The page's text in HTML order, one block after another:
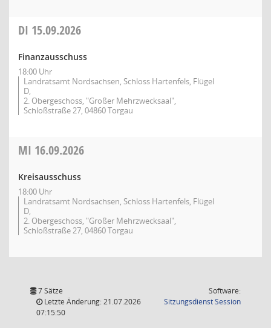
DI 15.09.2026
Finanzausschuss
18:00 Uhr
Landratsamt Nordsachsen, Schloss Hartenfels, Flügel
D,
2. Obergeschoss, "Großer Mehrzwecksaal",
Schloßstraße 27, 04860 Torgau
MI 16.09.2026
Kreisausschuss
18:00 Uhr
Landratsamt Nordsachsen, Schloss Hartenfels, Flügel
D,
2. Obergeschoss, "Großer Mehrzwecksaal",
Schloßstraße 27, 04860 Torgau
7 Sätze
Letzte Änderung: 21.07.2026
07:15:50
Software:
SitzungsdienstSession(Wird in